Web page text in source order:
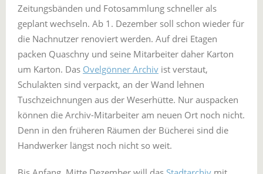
Zeitungsbänden und Fotosammlung schneller als
geplant wechseln. Ab 1. Dezember soll schon wieder für
die Nachnutzer renoviert werden. Auf drei Etagen
packen Quaschny und seine Mitarbeiter daher Karton
um Karton. Das Ovelgönner Archiv ist verstaut,
Schulakten sind verpackt, an der Wand lehnen
Tuschzeichnungen aus der Weserhütte. Nur auspacken
können die Archiv-Mitarbeiter am neuen Ort noch nicht.
Denn in den früheren Räumen der Bücherei sind die
Handwerker längst noch nicht so weit.